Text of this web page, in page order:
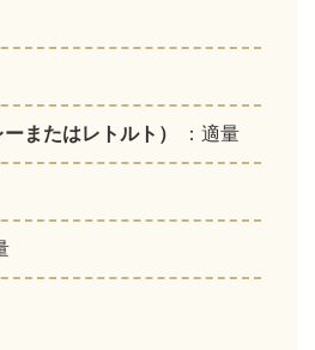
またはレトルト） ：適量